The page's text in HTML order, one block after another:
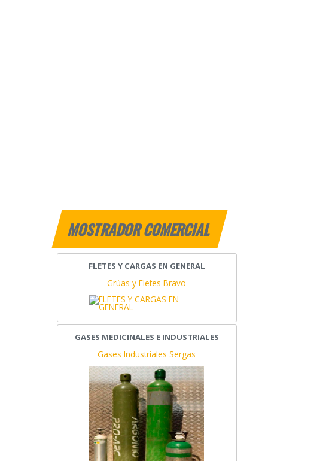
MOSTRADOR COMERCIAL
FLETES Y CARGAS EN GENERAL
Grúas y Fletes Bravo
GASES MEDICINALES E INDUSTRIALES
Gases Industriales Sergas